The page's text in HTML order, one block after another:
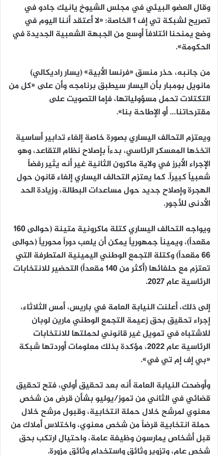
وقال العضو البيئي في مجلس الشيوخ يانيك جادو في
تصريح لشبكة تي إف 1 الخاصة: «لا أعتقد أننا اليوم في
وضع يمنحنا ائتلافاً أوسع من الجبهة الشعبية الجديدة في
الحكومة».
من جانبه، حذر منسق «فرنسا الأبية» (يسار راديكالي)
مانويل بومبار بأن اليسار سيطبق برنامجه وأن على «كل من
التكتلات تحمل مسؤولياتها، فإما التصويت على
مقترحاتنا… أو الإطاحة بنا».
ويعتزم التحالف اليساري بصورة خاصة إلغاء تدابير أساسية
اتخذها المعسكر الرئاسي، بدءاً بإصلاح نظام التقاعد، وهو
الإجراء الأبرز في ولاية ماكرون الثانية غير أنه يثير رفضاً
شعبياً كبيراً. كما يعتزم التحالف اليساري إلغاء قانون حول
الهجرة وإصلاح جديد حول مساعدات البطالة، وزيادة الحد
الأدنى للأجور.
ويواجه التحالف اليساري كتلة ماكرونية متينة (حوالى 160
مقعداً)، ويميناً جمهورياً يمكن أن يلعب دوراً محورياً (حوالى
66 مقعداً) وكتلة التجمع الوطني اليمينية المتطرفة التي
تعتزم مع حلفائها (أكثر من 140 مقعداً) التحضير للانتخابات
الرئاسية عام 2027.
إلى ذلك، أعلنت النيابة العامة في باريس، أمس الثلاثاء،
إجراء تحقيق بحق زعيمة التجمع الوطني مارين لوبان
للاشتباه في تمويل غير قانوني لحملتها للانتخابات
الرئاسية عام 2022، مؤكدة بذلك معلومات أوردتها شبكة
«بي إف إم تي في».
وأوضحت النيابة العامة أنه بعد تحقيق أولي، فتح تحقيق
قضائي في الثاني من تموز/يوليو بشأن قرض من شخص
معنوي لمرشح خلال حملة انتخابية، وقبول مرشح خلال
حملة انتخابية قرضاً من شخص معنوي، واختلاس أملاك من
قبل أشخاص يمارسون وظيفة عامة، واحتيال ارتكب بحق
شخص عام، وتزوير وثائق واستخدام وثائق مزورة.